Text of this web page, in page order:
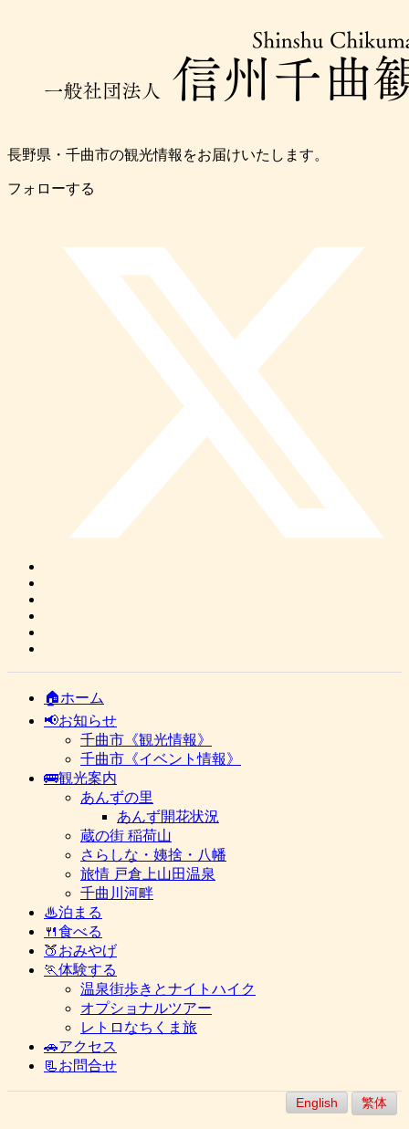
長野県・千曲市の観光情報をお届けいたします。
フォローする
🏠ホーム
📢お知らせ
千曲市《観光情報》
千曲市《イベント情報》
🚌観光案内
あんずの里
あんず開花状況
蔵の街 稲荷山
さらしな・姨捨・八幡
旅情 戸倉上山田温泉
千曲川河畔
♨泊まる
🍴食べる
🍑おみやげ
🏃体験する
温泉街歩きとナイトハイク
オプショナルツアー
レトロなちくま旅
🚗アクセス
📃お問合せ
English 繁体